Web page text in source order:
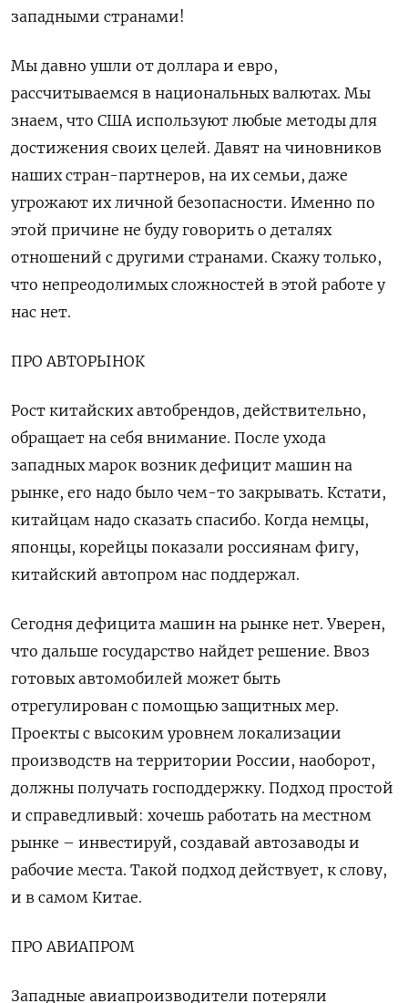
западными странами!
Мы давно ушли от доллара и евро,
рассчитываемся в национальных валютах. Мы
знаем, что США используют любые методы для
достижения своих целей. Давят на чиновников
наших стран-партнеров, на их семьи, даже
угрожают их личной безопасности. Именно по
этой причине не буду говорить о деталях
отношений с другими странами. Скажу только,
что непреодолимых сложностей в этой работе у
нас нет.
ПРО АВТОРЫНОК
Рост китайских автобрендов, действительно,
обращает на себя внимание. После ухода
западных марок возник дефицит машин на
рынке, его надо было чем-то закрывать. Кстати,
китайцам надо сказать спасибо. Когда немцы,
японцы, корейцы показали россиянам фигу,
китайский автопром нас поддержал.
Сегодня дефицита машин на рынке нет. Уверен,
что дальше государство найдет решение. Ввоз
готовых автомобилей может быть
отрегулирован с помощью защитных мер.
Проекты с высоким уровнем локализации
производств на территории России, наоборот,
должны получать господдержку. Подход простой
и справедливый: хочешь работать на местном
рынке – инвестируй, создавай автозаводы и
рабочие места. Такой подход действует, к слову,
и в самом Китае.
ПРО АВИАПРОМ
Западные авиапроизводители потеряли